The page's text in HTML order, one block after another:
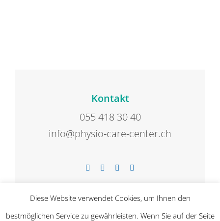
Kontakt
055 418 30 40
info@physio-care-center.ch
Diese Website verwendet Cookies, um Ihnen den
bestmöglichen Service zu gewährleisten. Wenn Sie auf der Seite